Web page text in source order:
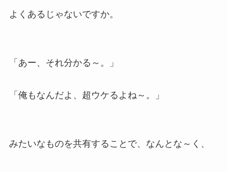
よくあるじゃないですか。
「あー、それ分かる～。」
「俺もなんだよ、超ウケるよね～。」
みたいなものを共有することで、なんとな～く、